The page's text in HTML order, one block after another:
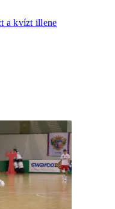
a kvízt illene